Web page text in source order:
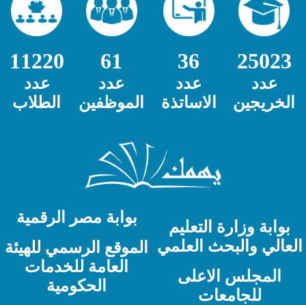
25023
36
61
11220
عدد
الخريجين
عدد
الاساتذة
عدد
الموظفين
عدد
الطلاب
بوابة وزارة التعليم
والبحث العلمي
المجلس الاعلى
للجامعات
بوابة مصر الرقمية
الموقع الرسمي للهيئة
العامة للخدمات
الحكومية